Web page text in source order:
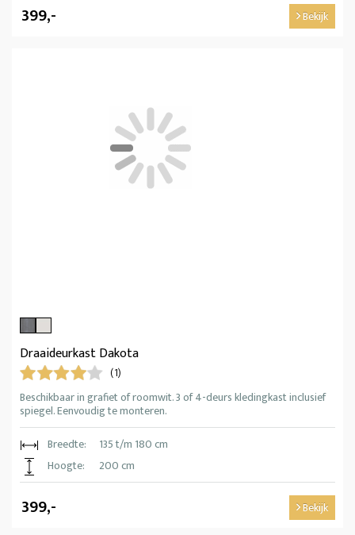
399,- Bekijk
Draaideurkast Dakota
(1)
Beschikbaar in grafiet of roomwit. 3 of 4-deurs kledingkast inclusief
spiegel. Eenvoudig te monteren.
Breedte:
135 t/m 180 cm
Hoogte:
200 cm
399,- Bekijk